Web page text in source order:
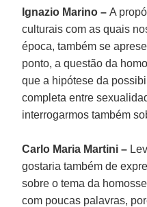
Ignazio Marino –A
culturais com as quais
época, também se
ponto, a questão da
que a hipótese da
completa entre
interrogarmos também
Carlo Maria Martini –
gostaria também de
sobre o tema da
com poucas palavras,